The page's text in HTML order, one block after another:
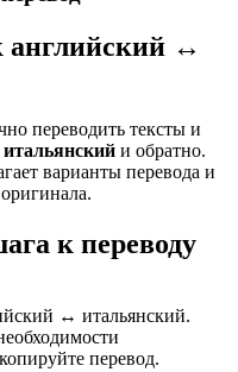
английский ↔
переводить тексты и
итальянский и обратно.
варианты перевода и
к переводу
↔ итальянский.
перевод.